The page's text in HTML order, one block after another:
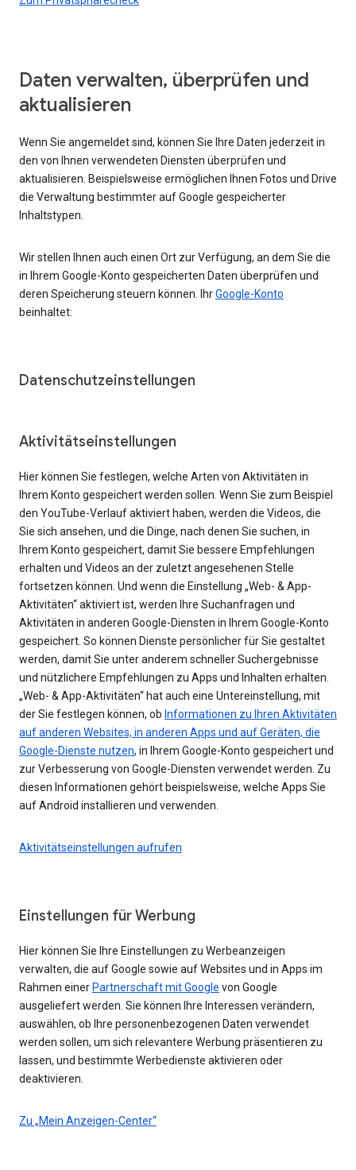
Daten verwalten, überprüfen und
aktualisieren
Wenn Sie angemeldet sind, können Sie Ihre Daten jederzeit in
den von Ihnen verwendeten Diensten überprüfen und
aktualisieren. Beispielsweise ermöglichen Ihnen Fotos und Drive
die Verwaltung bestimmter auf Google gespeicherter
Inhaltstypen.
Wir stellen Ihnen auch einen Ort zur Verfügung, an dem Sie die
in Ihrem Google-Konto gespeicherten Daten überprüfen und
deren Speicherung steuern können. IhrGoogle-Konto
beinhaltet:
Datenschutzeinstellungen
Aktivitätseinstellungen
Hier können Sie festlegen, welche Arten von Aktivitäten in
Ihrem Konto gespeichert werden sollen. Wenn Sie zum Beispiel
den YouTube-Verlauf aktiviert haben, werden die Videos, die
Sie sich ansehen, und die Dinge, nach denen Sie suchen, in
Ihrem Konto gespeichert, damit Sie bessere Empfehlungen
erhalten und Videos an der zuletzt angesehenen Stelle
fortsetzen können. Und wenn die Einstellung „Web- & App-
Aktivitäten“ aktiviert ist, werden Ihre Suchanfragen und
Aktivitäten in anderen Google-Diensten in Ihrem Google-Konto
gespeichert. So können Dienste persönlicher für Sie gestaltet
werden, damit Sie unter anderem schneller Suchergebnisse
und nützlichere Empfehlungen zu Apps und Inhalten erhalten.
„Web- & App-Aktivitäten“ hat auch eine Untereinstellung, mit
der Sie festlegen können, ob Informationen zu Ihren Aktivitäten
auf anderen Websites, in anderen Apps und auf Geräten, die
Google-Dienste nutzen, in Ihrem Google-Konto gespeichert und
zur Verbesserung von Google-Diensten verwendet werden. Zu
diesen Informationen gehört beispielsweise, welche Apps Sie
auf Android installieren und verwenden.
Aktivitätseinstellungen aufrufen
Einstellungen für Werbung
Hier können Sie Ihre Einstellungen zu Werbeanzeigen
verwalten, die auf Google sowie auf Websites und in Apps im
Rahmen einer Partnerschaft mit Google von Google
ausgeliefert werden. Sie können Ihre Interessen verändern,
auswählen, ob Ihre personenbezogenen Daten verwendet
werden sollen, um sich relevantere Werbung präsentieren zu
lassen, und bestimmte Werbedienste aktivieren oder
deaktivieren.
Zu „Mein Anzeigen-Center“